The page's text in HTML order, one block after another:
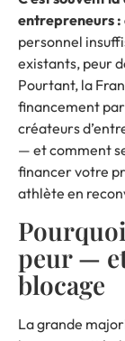
entrepreneurs :
personnel
existants, peur
Pourtant, la
financement
créateurs
— et comment
financer votre
athlète en
peur —
blocage
La grande